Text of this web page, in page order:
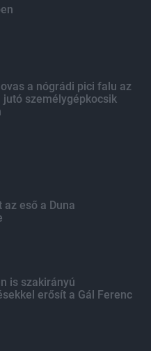
a nógrádi pici falu az
jutó személygépkocsik
eső a Duna
is szakirányú
erősít a Gál Ferenc